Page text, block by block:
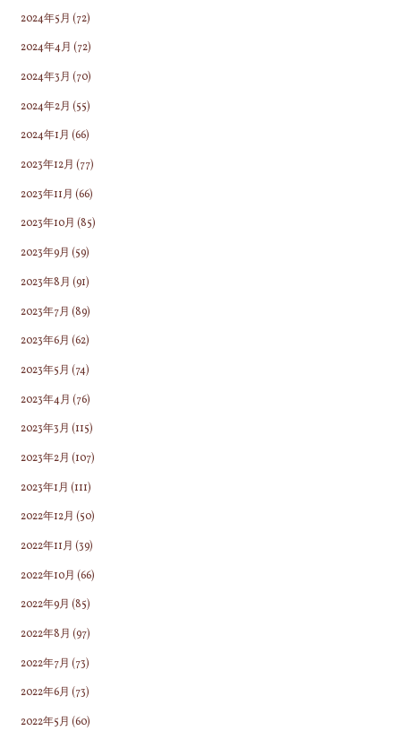
2024年5月 (72)
2024年4月 (72)
2024年3月 (70)
2024年2月 (55)
2024年1月 (66)
2023年12月 (77)
2023年11月 (66)
2023年10月 (85)
2023年9月 (59)
2023年8月 (91)
2023年7月 (89)
2023年6月 (62)
2023年5月 (74)
2023年4月 (76)
2023年3月 (115)
2023年2月 (107)
2023年1月 (111)
2022年12月 (50)
2022年11月 (39)
2022年10月 (66)
2022年9月 (85)
2022年8月 (97)
2022年7月 (73)
2022年6月 (73)
2022年5月 (60)